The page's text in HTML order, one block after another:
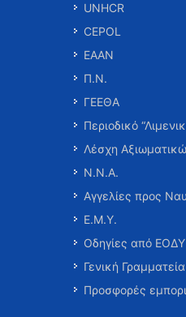
UNHCR
CEPOL
ΕΑΑΝ
Π.Ν.
ΓΕΕΘΑ
Περιοδικό
Λέσχη
Ν.Ν.Α.
Αγγελίες προς
Ε.Μ.Υ.
Οδηγίες από ΕΟΔΥ
Γενική
Προσφορές